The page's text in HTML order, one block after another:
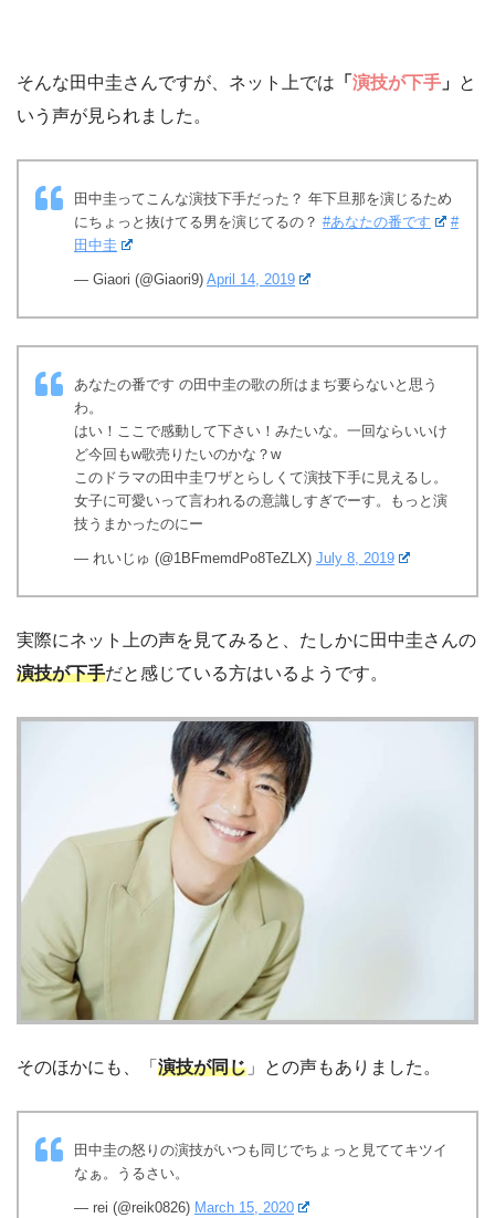
そんな田中圭さんですが、ネット上では 「 演技が下手 」 と
いう声が見られました。
田中圭ってこんな演技下手だった？ 年下旦那を演じるため
にちょっと抜けてる男を演じてるの？ #あなたの番です
#
田中圭
— Giaori (@Giaori9) April 14, 2019
あなたの番です の田中圭の歌の所はまぢ要らないと思う
わ。
はい！ここで感動して下さい！みたいな。一回ならいいけ
ど今回もw歌売りたいのかな？w
このドラマの田中圭ワザとらしくて演技下手に見えるし。
女子に可愛いって言われるの意識しすぎでーす。もっと演
技うまかったのにー
— れいじゅ (@1BFmemdPo8TeZLX) July 8, 2019
実際にネット上の声を見てみると、たしかに田中圭さんの
演技が下手だと感じている方はいるようです。
そのほかにも、「 演技が同じ 」との声もありました。
田中圭の怒りの演技がいつも同じでちょっと見ててキツイ
なぁ。うるさい。
— rei (@reik0826) March 15, 2020